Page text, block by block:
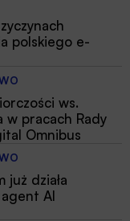
polskiego e-
ws.
w pracach Rady
Omnibus
już działa
AI